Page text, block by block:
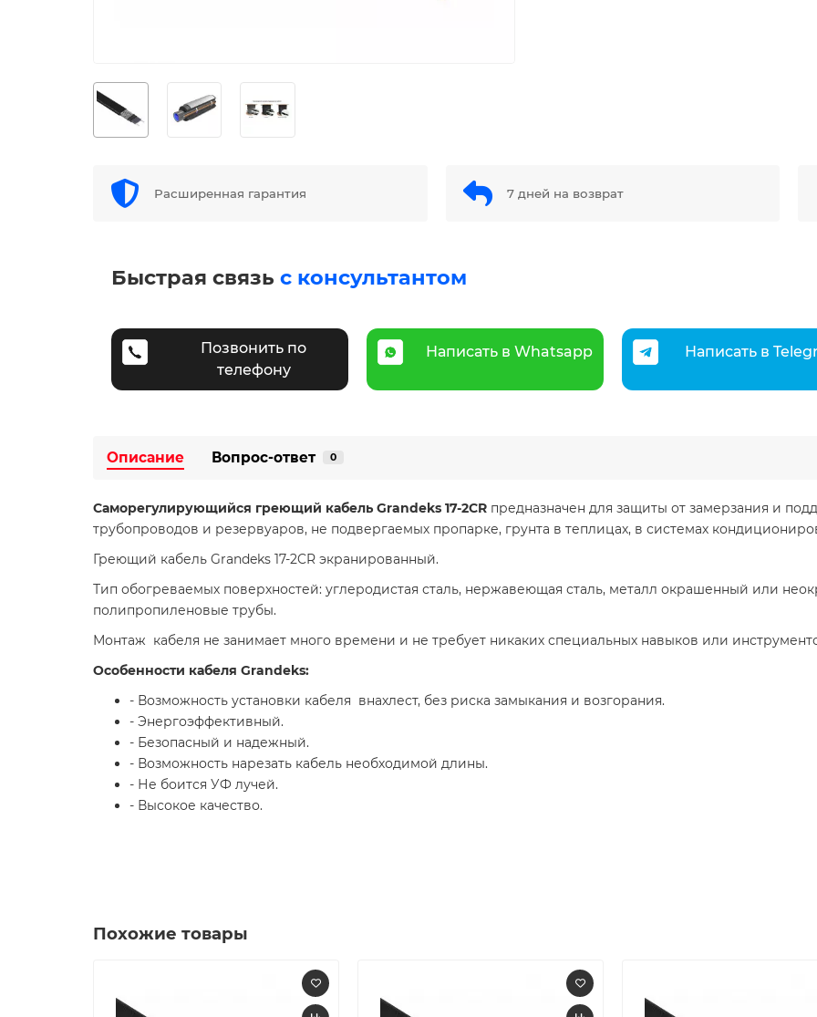
Расширенная гарантия 7 дней на возврат
Быстрая связь с консультантом
Позвонить по
телефону
Написать в Whatsapp Написать в
Описание Вопрос-ответ 0
Саморегулирующийся греющий кабель Grandeks 17-2CR предназначен для защиты от замерзания и
трубопроводов и резервуаров, не подвергаемых пропарке, грунта в теплицах, в системах
Греющий кабель Grandeks 17-2CR экранированный.
Тип обогреваемых поверхностей: углеродистая сталь, нержавеющая сталь, металл окрашенный или
полипропиленовые трубы.
Монтаж кабеля не занима­ет много времени и не требует никаких специаль­ных навыков или
Особенности кабеля Grandeks:
- Возможность установки кабеля внахлест, без риска замыкания и возгорания.
- Энергоэффективный.
- Безопасный и надежный.
- Возможность нарезать кабель необходимой длины.
- Не боится УФ лучей.
- Высокое качество.
Похожие товары